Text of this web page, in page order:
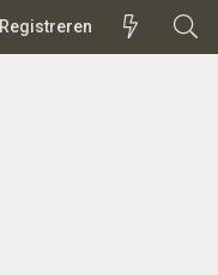
Registreren